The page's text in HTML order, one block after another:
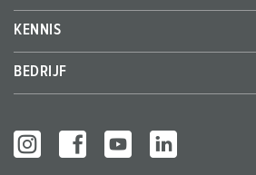
KENNIS
BEDRIJF